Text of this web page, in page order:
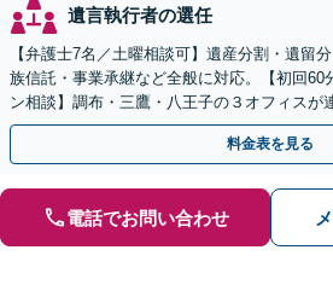
遺言執行者の選任
【弁護士7名／土曜相談可】遺産分割・遺留
族信託・事業承継など全般に対応。【初回
ン相談】調布・三鷹・八王子の３オフィス
談など有料相談になるものもございます。
料金表を見る
電話でお問い合わせ